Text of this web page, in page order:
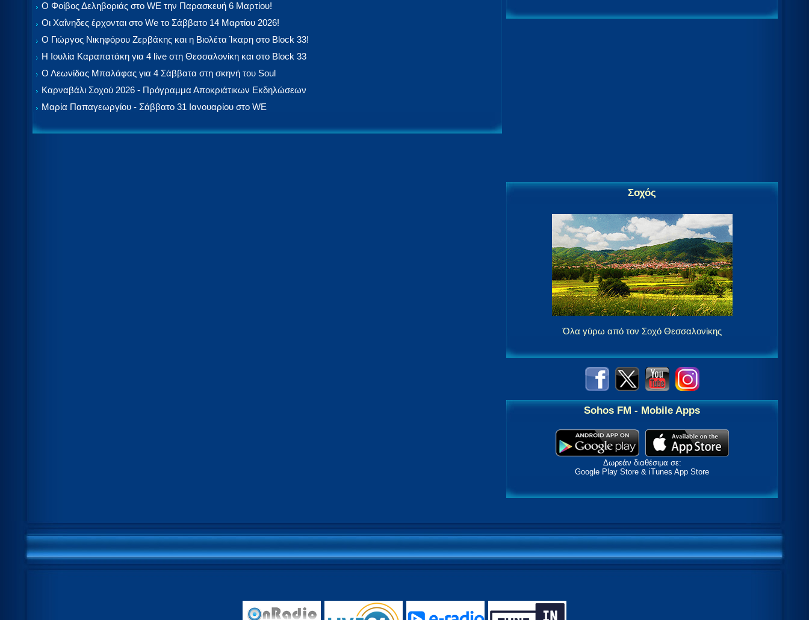
Ο Φοίβος Δεληβοριάς στο WE την Παρασκευή 6 Μαρτίου!
Οι Χαΐνηδες έρχονται στο We το Σάββατο 14 Μαρτίου 2026!
Ο Γιώργος Νικηφόρου Ζερβάκης και η Βιολέτα Ίκαρη στο Block 33!
Η Ιουλία Καραπατάκη για 4 live στη Θεσσαλονίκη και στο Block 33
Ο Λεωνίδας Μπαλάφας για 4 Σάββατα στη σκηνή του Soul
Καρναβάλι Σοχού 2026 - Πρόγραμμα Αποκριάτικων Εκδηλώσεων
Μαρία Παπαγεωργίου - Σάββατο 31 Ιανουαρίου στο WE
Σοχός
Όλα γύρω από τον Σοχό Θεσσαλονίκης
Sohos FM - Mobile Apps
Δωρεάν διαθέσιμα σε:
Google Play Store & iTunes App Store